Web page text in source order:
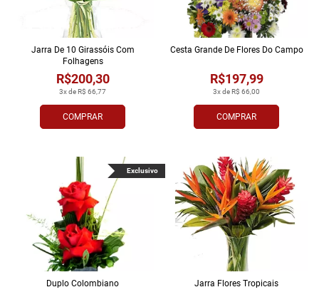
COMPRAR
3x de R$ 66,77
R$200,30
Jarra De 10 Girassóis Com
Folhagens
COMPRAR
3x de R$ 66,00
R$197,99
Cesta Grande De Flores Do Campo
Duplo Colombiano
Exclusivo
Jarra Flores Tropi­cais